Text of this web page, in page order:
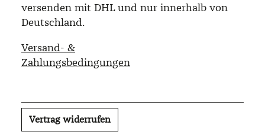
versenden mit DHL und nur innerhalb von
Deutschland.
Versand- &
Zahlungsbedingungen
Vertrag widerrufen